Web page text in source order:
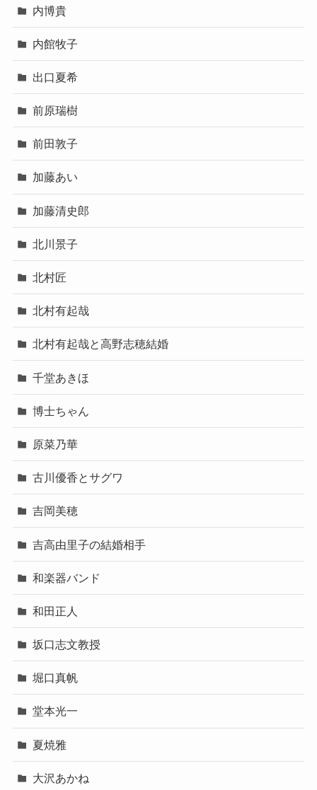
内博貴
内館牧子
出口夏希
前原瑞樹
前田敦子
加藤あい
加藤清史郎
北川景子
北村匠
北村有起哉
北村有起哉と高野志穂結婚
千堂あきほ
博士ちゃん
原菜乃華
古川優香とサグワ
吉岡美穂
吉高由里子の結婚相手
和楽器バンド
和田正人
坂口志文教授
堀口真帆
堂本光一
夏焼雅
大沢あかね